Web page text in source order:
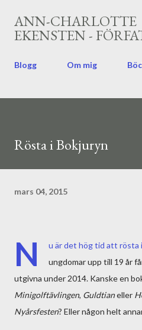
Fortsätt till
ANN-CHARLOTTE
EKENSTEN -
Blogg Om mig
Rösta i Bokjuryn
mars 04, 2015
N
u är det hög tid att rösta
ungdomar upp till 19 år
utgivna under 2014. Kanske en
Minigolftävlingen, Guldtianeller
Nyårsfesten? Eller någon helt